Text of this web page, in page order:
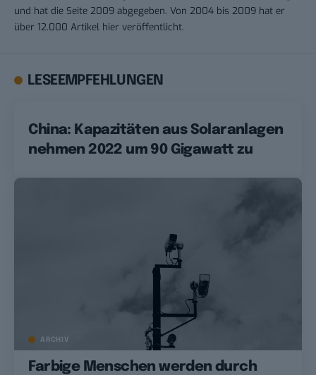
und hat die Seite 2009 abgegeben. Von 2004 bis 2009 hat er
über 12.000 Artikel hier veröffentlicht.
LESEEMPFEHLUNGEN
China: Kapazitäten aus Solaranlagen
nehmen 2022 um 90 Gigawatt zu
ARCHIV
Farbige Menschen werden durch